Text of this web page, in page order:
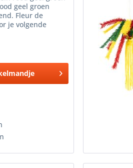
geel groen
Fleur de
je volgende
element kan
worden...